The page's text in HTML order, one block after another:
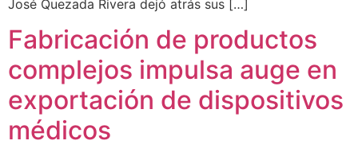
José Quezada Rivera dejó atrás sus […]
Fabricación de productos
complejos impulsa auge en
exportación de dispositivos
médicos